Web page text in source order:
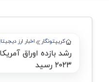
کریپتونگار اخبار ارز
رشد بازده اوراق
۲۰۲۳ رسید